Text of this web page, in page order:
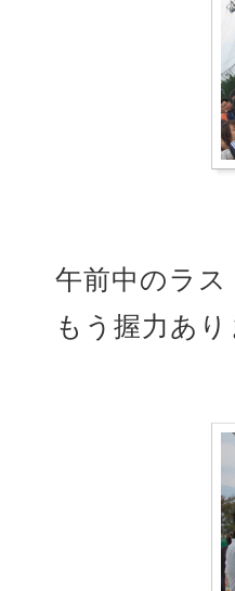
午前中のラ
もう握力あ